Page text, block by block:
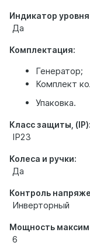
Индикатор
Да
Комплектация:
Генератор;
Комплект
Упаковка.
Класс защиты, (IP):
IP23
Колеса и ручки:
Да
Контроль
Инверторный
Мощность
6